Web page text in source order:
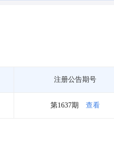
注册公告期号
第1637期 查看